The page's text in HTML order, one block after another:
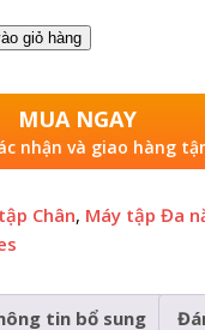
giỏ hàng
MUA NGAY
nhận và giao hàng
Chân, Máy tập Đa
tin bổ sung